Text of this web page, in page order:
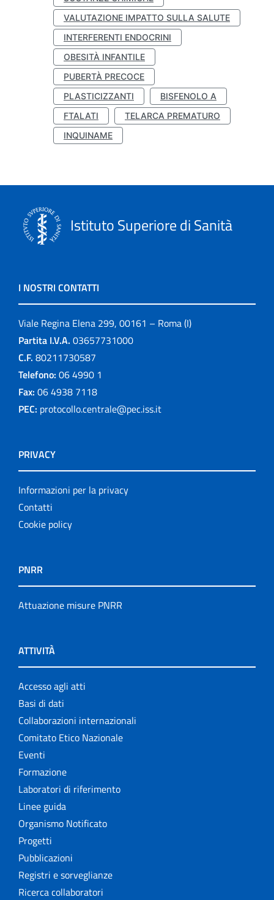
VALUTAZIONE IMPATTO SULLA SALUTE
INTERFERENTI ENDOCRINI
OBESITÀ INFANTILE
PUBERTÀ PRECOCE
PLASTICIZZANTI
BISFENOLO A
FTALATI
TELARCA PREMATURO
INQUINAME
Istituto Superiore di Sanità
I NOSTRI CONTATTI
Viale Regina Elena 299, 00161 – Roma (I)
Partita I.V.A. 03657731000
C.F. 80211730587
Telefono: 06 4990 1
Fax: 06 4938 7118
PEC: protocollo.centrale@pec.iss.it
PRIVACY
Informazioni per la privacy
Contatti
Cookie policy
PNRR
Attuazione misure PNRR
ATTIVITÀ
Accesso agli atti
Basi di dati
Collaborazioni internazionali
Comitato Etico Nazionale
Eventi
Formazione
Laboratori di riferimento
Linee guida
Organismo Notificato
Progetti
Pubblicazioni
Registri e sorveglianze
Ricerca collaboratori